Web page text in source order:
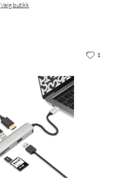
Velg butikk
1